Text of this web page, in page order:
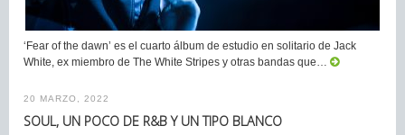
‘Fear of the dawn’ es el cuarto álbum de estudio en solitario de Jack
White, ex miembro de The White Stripes y otras bandas que…
20 MARZO, 2022
SOUL, UN POCO DE R&B Y UN TIPO BLANCO